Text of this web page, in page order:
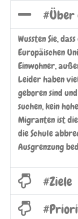
#Über
Wussten Sie,
Europäischen
Einwohner,
Leider haben
geboren sind
suchen, kein
Migranten ist
die Schule
Ausgrenzung
#Ziele